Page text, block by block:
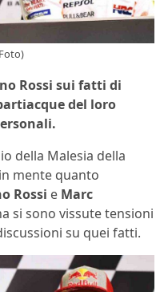
Rossi sui fatti di
del loro
della Malesia della
mente quanto
Rossi e Marc
si sono vissute tensioni
su quei fatti.